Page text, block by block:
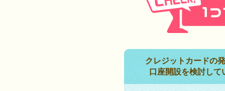
クレジットカードの
口座開設を検討して